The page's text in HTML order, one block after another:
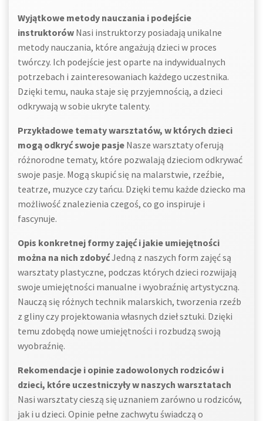
Wyjątkowe metody nauczania i podejście
instruktorów Nasi instruktorzy posiadają unikalne
metody nauczania, które angażują dzieci w proces
twórczy. Ich podejście jest oparte na indywidualnych
potrzebach i zainteresowaniach każdego uczestnika.
Dzięki temu, nauka staje się przyjemnością, a dzieci
odkrywają w sobie ukryte talenty.
Przykładowe tematy warsztatów, w których dzieci
mogą odkryć swoje pasje Nasze warsztaty oferują
różnorodne tematy, które pozwalają dzieciom odkrywać
swoje pasje. Mogą skupić się na malarstwie, rzeźbie,
teatrze, muzyce czy tańcu. Dzięki temu każde dziecko ma
możliwość znalezienia czegoś, co go inspiruje i
fascynuje.
Opis konkretnej formy zajęć i jakie umiejętności
można na nich zdobyćJedną z naszych form zajęć są
warsztaty plastyczne, podczas których dzieci rozwijają
swoje umiejętności manualne i wyobraźnię artystyczną.
Nauczą się różnych technik malarskich, tworzenia rzeźb
z gliny czy projektowania własnych dzieł sztuki. Dzięki
temu zdobędą nowe umiejętności i rozbudzą swoją
wyobraźnię.
Rekomendacje i opinie zadowolonych rodziców i
dzieci, które uczestniczyły w naszych warsztatach
Nasi warsztaty cieszą się uznaniem zarówno u rodziców,
jak i u dzieci. Opinie pełne zachwytu świadczą o